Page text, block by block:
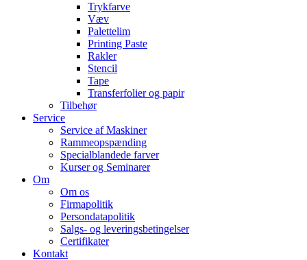
Trykfarve
Væv
Palettelim
Printing Paste
Rakler
Stencil
Tape
Transferfolier og papir
Tilbehør
Service
Service af Maskiner
Rammeopspænding
Specialblandede farver
Kurser og Seminarer
Om
Om os
Firmapolitik
Persondatapolitik
Salgs- og leveringsbetingelser
Certifikater
Kontakt